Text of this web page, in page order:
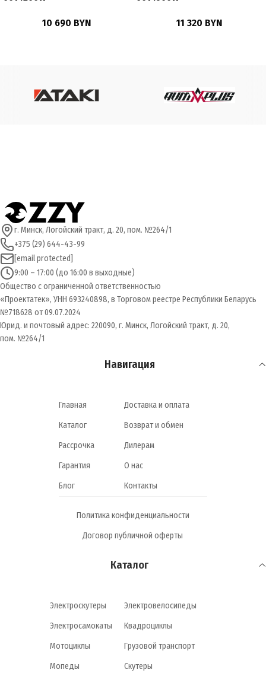
10 690 BYN 11 320 BYN
г. Минск, Логойский тракт, д. 20, пом. №264/1
+375 (29) 644-43-99
[email protected]
9:00 – 17:00 (до 16:00 в выходные)
Общество с ограниченной ответственностью
«Проектатек», УНН 693240898, в Торговом реестре Республики Беларусь
№718628 от 09.07.2024
Юрид. и почтовый адрес: 220090, г. Минск, Логойский тракт, д. 20,
пом. №264/1
Навигация
Главная
Каталог
Рассрочка
Гарантия
Блог
Доставка и оплата
Возврат и обмен
Дилерам
О нас
Контакты
Политика конфиденциальности
Договор публичной оферты
Каталог
Электроскутеры
Электросамокаты
Мотоциклы
Мопеды
Электровелосипеды
Квадроциклы
Грузовой транспорт
Скутеры